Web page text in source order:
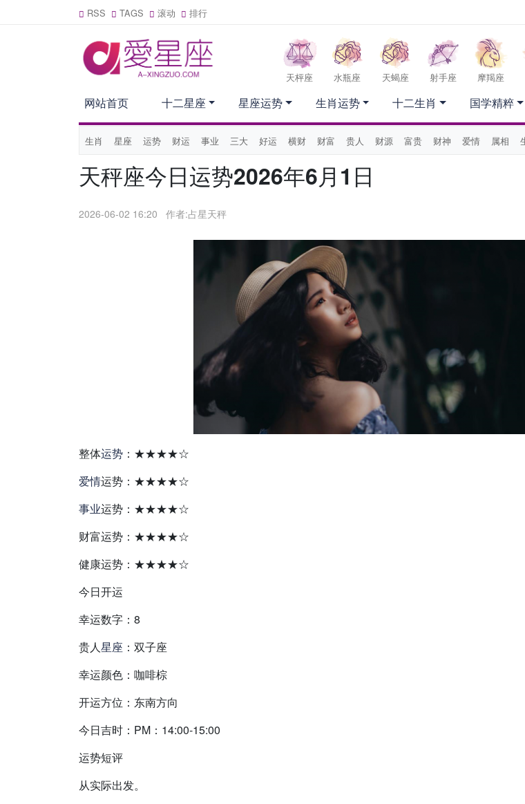
RSS TAGS 滚动 排行
天枰座 水瓶座 天蝎座 射手座 摩羯座
网站首页
生肖 星座 运势 财运 事业 三大 好运 横财 财富 贵人 财源 富贵 财神 爱情 属相
十二星座 星座运势 生肖运势 十二生肖 国学精粹
天秤座今日运势2026年6月1日
2026-06-02 16:20 作者:占星天秤
整体运势 ：★★★★☆
爱情运势：★★★★☆
事业运势：★★★★☆
财富运势：★★★★☆
健康运势：★★★★☆
今日开运
幸运数字：8
贵人星座 ：双子座
幸运颜色：咖啡棕
开运方位：东南方向
今日吉时：PM：14:00-15:00
运势短评
从实际出发。